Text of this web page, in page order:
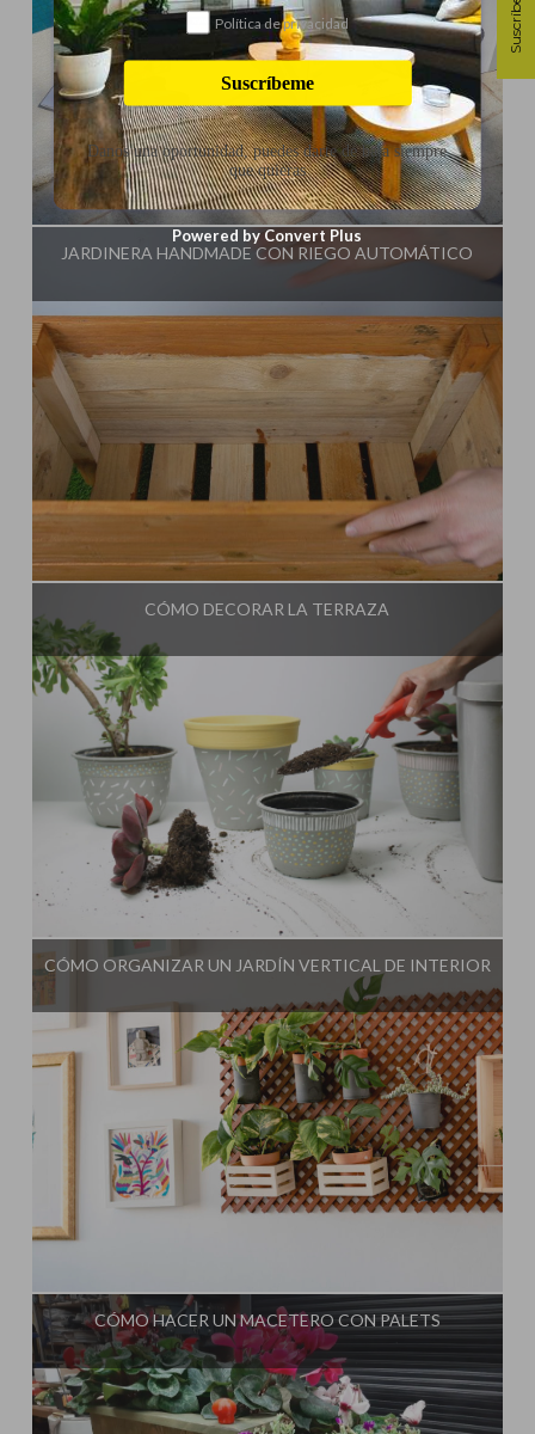
Influencer:
JARDINERA HANDMADE CON RIEGO AUTOMÁTICO
Influencer:
CÓMO DECORAR LA TERRAZA
Influencer:
CÓMO ORGANIZAR UN JARDÍN VERTICAL DE INTERIOR
CÓMO HACER UN MACETERO CON PALETS
Suscríbete
Política de privacidad
Suscríbeme
Danos una oportunidad, puedes darte de baja siempre
que quieras
Powered by Convert Plus